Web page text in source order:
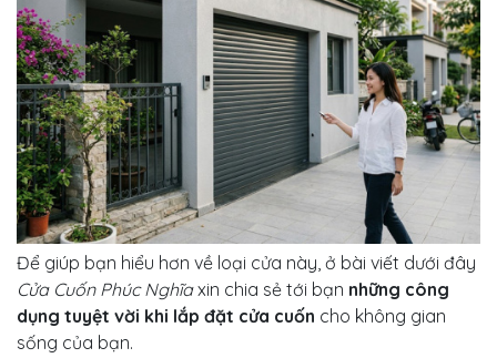
Để giúp bạn hiểu hơn về loại cửa này, ở bài viết dưới đây
Cửa Cuốn Phúc Nghĩaxin chia sẻ tới bạn những công
dụng tuyệt vời khi lắp đặt cửa cuốn cho không gian
sống của bạn.